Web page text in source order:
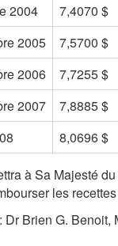
2004
7,4070 $
2005
7,5700 $
2006
7,7255 $
2007
7,8885 $
8,0696 $
à Sa Majesté
les
Brien G.